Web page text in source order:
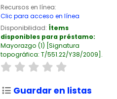
Recursos en línea:
Clic para acceso en línea
Disponibilidad: Ítems
disponibles para préstamo:
Mayorazgo (1) Signatura
topográfica: T/551.22/Y38/2009 .
Guardar en listas